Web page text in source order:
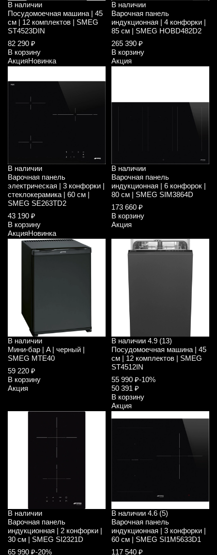
В наличии
Посудомоечная машина | 45
см | 12 комплектов | SMEG
ST4523DIN
82 290 ₽
В корзину
АкцияНовинка
В наличии
Варочная панель
индукционная | 4 конфорки |
85 см | SMEG HOBD482D2
265 390 ₽
В корзину
Акция
В наличии
Варочная панель
электрическая | 3 конфорки |
стеклокерамика | 60 см |
SMEG SE263TD2
43 190 ₽
В корзину
АкцияНовинка
В наличии
Варочная панель
индукционная | 6 конфорок |
80 см | SMEG SIM3864D
173 660 ₽
В корзину
Акция
В наличии
Мини-бар | A | черный |
SMEG MTE40
59 220 ₽
В корзину
Акция
В наличии 4.9 (13)
Посудомоечная машина | 45
см | 12 комплектов | SMEG
ST4512IN
55 990 ₽-10%
50 391 ₽
В корзину
Акция
В наличии
Варочная панель
индукционная | 2 конфорки |
30 см | SMEG SI2321D
65 990 ₽-20%
В наличии 4.6 (5)
Варочная панель
индукционная | 3 конфорки |
60 см | SMEG SI1M5633D1
117 540 ₽